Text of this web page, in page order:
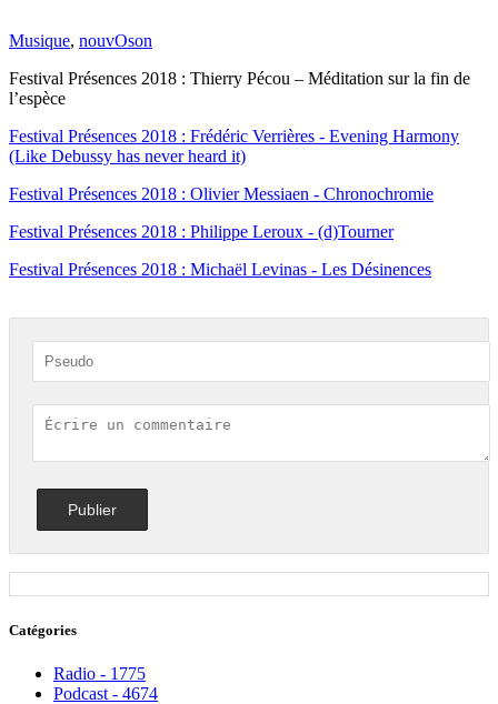
Musique, nouvOson
Festival Présences 2018 : Thierry Pécou – Méditation sur la fin de
l’espèce
Festival Présences 2018 : Frédéric Verrières - Evening Harmony
(Like Debussy has never heard it)
Festival Présences 2018 : Olivier Messiaen - Chronochromie
Festival Présences 2018 : Philippe Leroux - (d)Tourner
Festival Présences 2018 : Michaël Levinas - Les Désinences
Catégories
Radio - 1775
Podcast - 4674